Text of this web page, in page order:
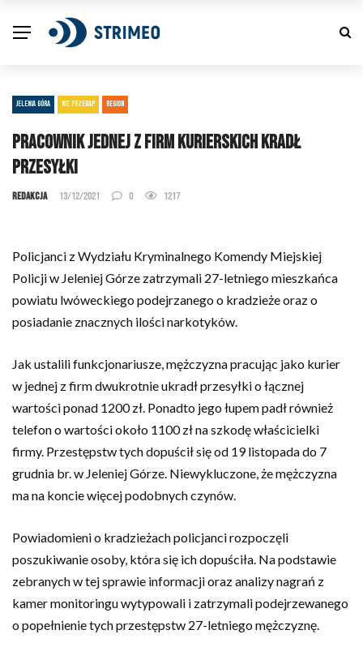
JELENIA GÓRA NIE PRZEGAP REGION
Pracownik jednej z firm kurierskich kradł
przesyłki
Redakcja 13/12/2021 0 1217
Policjanci z Wydziału Kryminalnego Komendy Miejskiej
Policji w Jeleniej Górze zatrzymali 27-letniego mieszkańca
powiatu lwóweckiego podejrzanego o kradzieże oraz o
posiadanie znacznych ilości narkotyków.
Jak ustalili funkcjonariusze, mężczyzna pracując jako kurier
w jednej z firm dwukrotnie ukradł przesyłki o łącznej
wartości ponad 1200 zł. Ponadto jego łupem padł również
telefon o wartości około 1100 zł na szkodę właścicielki
firmy. Przestępstw tych dopuścił się od 19 listopada do 7
grudnia br. w Jeleniej Górze. Niewykluczone, że mężczyzna
ma na koncie więcej podobnych czynów.
Powiadomieni o kradzieżach policjanci rozpoczęli
poszukiwanie osoby, która się ich dopuściła. Na podstawie
zebranych w tej sprawie informacji oraz analizy nagrań z
kamer monitoringu wytypowali i zatrzymali podejrzewanego
o popełnienie tych przestępstw 27-letniego mężczyznę.